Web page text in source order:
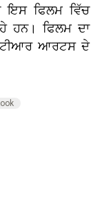
ਇਸ ਫਿਲਮ ਵਿੱਚ
ਹਨ। ਫਿਲਮ ਦਾ
ਆਰਟਸ ਦੇ